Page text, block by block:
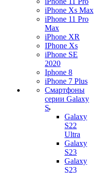
iPhone Xs Max
iPhone 11 Pro
Max
iPhone XR
IPhone Xs
iPhone SE
2020
Iphone 8
iPhone 7 Plus
Смартфоны
серии Galaxy
S
Galaxy
S22
Ultra
Galaxy
S23
Galaxy
S23